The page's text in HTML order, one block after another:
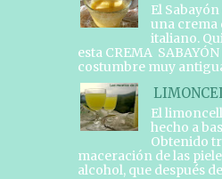
El
una crema
italiano.
esta CREMA
costumbre muy
El
hecho a
Obtenido
maceración de las
alcohol, que después